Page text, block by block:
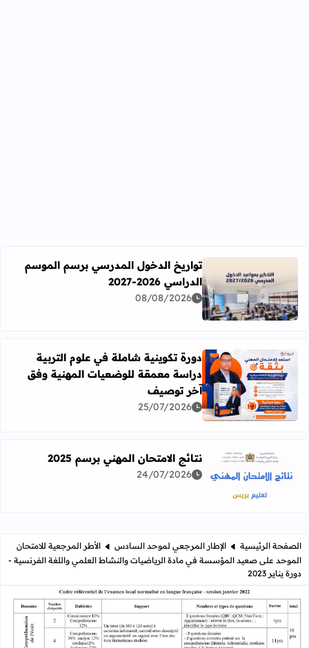
اقرأ المزيد عن تواريخ الدخول المدرسي برسم الموسم الدراسي 2026-
تواريخ الدخول المدرسي برسم الموسم
الدراسي 2026-2027
08/08/2026
اقرأ المزيد عن دورة تكوينية شاملة في علوم التربية
دورة تكوينية شاملة في علوم التربية
دراسة معمقة للوضعيات المهنية وفق
آخر توصيف
25/07/2026
اقرأ المزيد عن نتائج الامتحان المهني برسم 2025
نتائج الامتحان المهني برسم 2025
24/07/2026
الصفحة الرئيسية الإطار المرجعي لموحد السادس
الأطر المرجعية للامتحان
الموحد على صعيد المؤسسة في مادة الرياضيات والنشاط العلمي واللغة الفرنسية -
دورة يناير 2023